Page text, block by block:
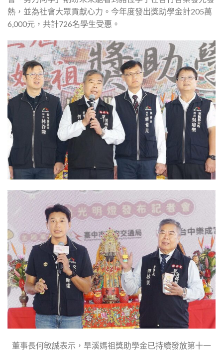
熱，並為社會大眾貢獻心力。今年度發出獎助學金計205萬
6,000元，共計726名學生受惠。
董事長何敏誠表示，旱溪媽祖獎助學金已持續發放第十一